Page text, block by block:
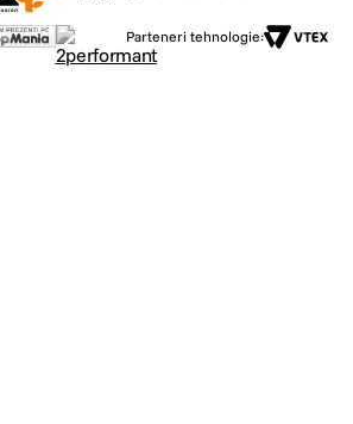
Parteneri tehnologie: